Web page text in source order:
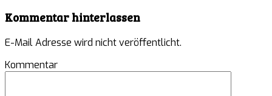
Kommentar hinterlassen
E-Mail Adresse wird nicht veröffentlicht.
Kommentar